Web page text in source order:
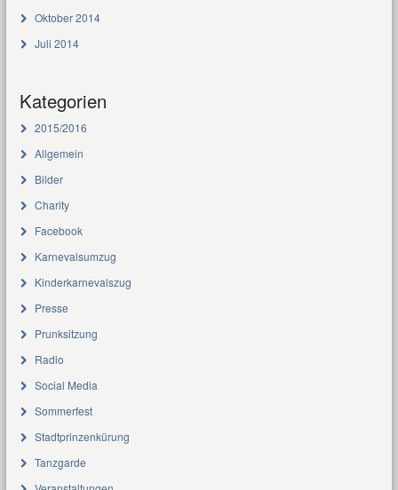
Oktober 2014
Juli 2014
Kategorien
2015/2016
Allgemein
Bilder
Charity
Facebook
Karnevalsumzug
Kinderkarnevalszug
Presse
Prunksitzung
Radio
Social Media
Sommerfest
Stadtprinzenkürung
Tanzgarde